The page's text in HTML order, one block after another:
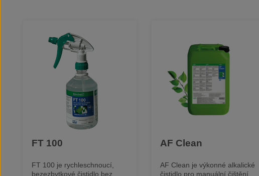
FT 100
FT 100 je rychleschnoucí,
bezezbytkové čistidlo bez
AF Clean
AF Clean je výkonné alkalické
čistidlo pro manuální čištění